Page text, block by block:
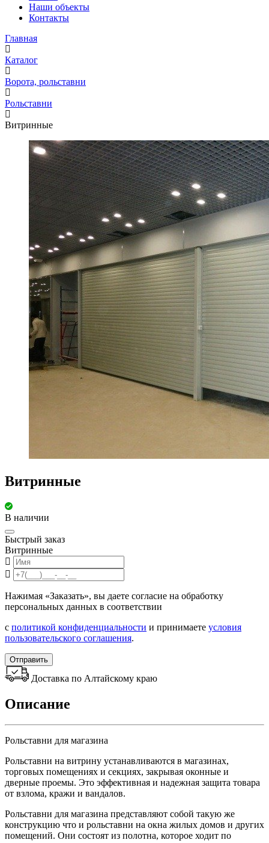
Наши объекты
Контакты
Главная
Каталог
Ворота, рольставни
Рольставни
Витринные
Витринные
В наличии
Быстрый заказ
Витринные
Нажимая «Заказать», вы даете согласие на обработку
персональных данных в соответствии
с политикой конфиденциальности и принимаете условия
пользовательского соглашения.
Отправить
Доставка по Алтайскому краю
Описание
Рольставни для магазина
Рольставни на витрину устанавливаются в магазинах,
торговых помещениях и секциях, закрывая оконные и
дверные проемы. Это эффективная и надежная защита товара
от взлома, кражи и вандалов.
Рольставни для магазина представляют собой такую же
конструкцию что и рольставни на окна жилых домов и других
помещений. Они состоят из полотна, которое ходит по